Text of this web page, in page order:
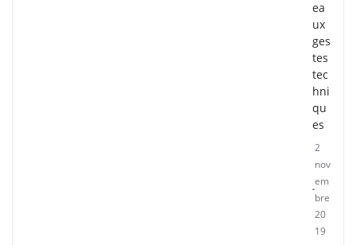
ea
ux
ges
tes
tec
hni
qu
es
2
nov
em
bre
20
19